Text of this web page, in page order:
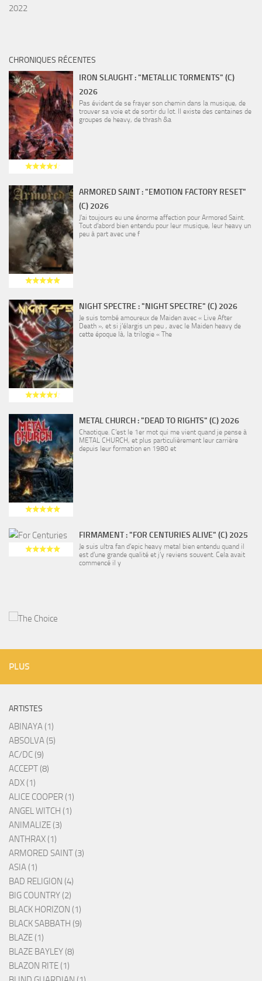
2022
CHRONIQUES RÉCENTES
IRON SLAUGHT : "METALLIC TORMENTS" (C)
2026
Pas évident de se frayer son chemin dans la musique, de
trouver sa voie et de sortir du lot. Il existe des centaines de
groupes de heavy, de thrash &a
ARMORED SAINT : "EMOTION FACTORY RESET"
(C) 2026
J’ai toujours eu une énorme affection pour Armored Saint.
Tout d’abord bien entendu pour leur musique, leur heavy un
peu à part avec une f
NIGHT SPECTRE : "NIGHT SPECTRE" (C) 2026
Je suis tombé amoureux de Maiden avec « Live After
Death », et si j’élargis un peu , avec le Maiden heavy de
cette époque là, la trilogie « The
METAL CHURCH : "DEAD TO RIGHTS" (C) 2026
Chaotique. C’est le 1er mot qui me vient quand je pense à
METAL CHURCH, et plus particulièrement leur carrière
depuis leur formation en 1980 et
FIRMAMENT : "FOR CENTURIES ALIVE" (C) 2025
Je suis ultra fan d’epic heavy metal bien entendu quand il
est d’une grande qualité et j’y reviens souvent. Cela avait
commencé il y
PLUS
ARTISTES
ABINAYA (1)
ABSOLVA (5)
AC/DC (9)
ACCEPT (8)
ADX (1)
ALICE COOPER (1)
ANGEL WITCH (1)
ANIMALIZE (3)
ANTHRAX (1)
ARMORED SAINT (3)
ASIA (1)
BAD RELIGION (4)
BIG COUNTRY (2)
BLACK HORIZON (1)
BLACK SABBATH (9)
BLAZE (1)
BLAZE BAYLEY (8)
BLAZON RITE (1)